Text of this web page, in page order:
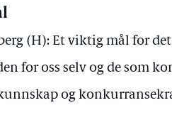
(H): Et viktig mål for
for oss selv og de som
og